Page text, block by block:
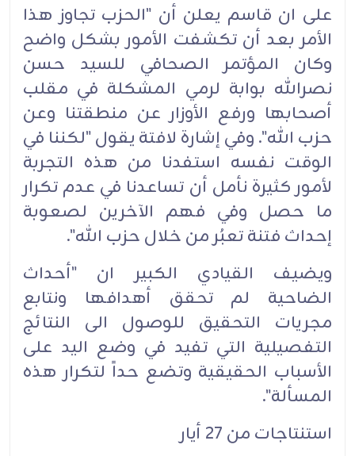
على ان قاسم يعلن أن "الحزب تجاوز هذا
الأمر بعد أن تكشفت الأمور بشكل واضح
وكان المؤتمر الصحافي للسيد حسن
نصرالله بوابة لرمي المشكلة في مقلب
أصحابها ورفع الأوزار عن منطقتنا وعن
حزب الله". وفي إشارة لافتة يقول "لكننا في
الوقت نفسه استفدنا من هذه التجربة
لأمور كثيرة نأمل أن تساعدنا في عدم تكرار
ما حصل وفي فهم الآخرين لصعوبة
إحداث فتنة تعبُر من خلال حزب الله".‏
ويضيف القيادي الكبير ان "أحداث
الضاحية لم تحقق أهدافها ونتابع
مجريات التحقيق للوصول الى النتائج
التفصيلية التي تفيد في وضع اليد على
الأسباب الحقيقية وتضع حداً لتكرار هذه
المسألة".‏
استنتاجات من 27 أيار‏